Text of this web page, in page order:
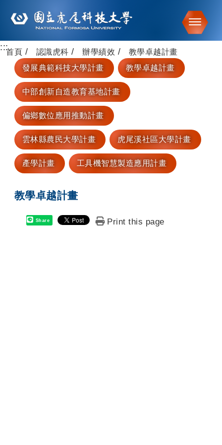
跳到主要內容
:::首頁 認識虎科 辦學績效
教學卓越計畫
發展典範科技大學計畫
教學卓越計畫
中部創新自造教育基地計畫
偏鄉數位應用推動計畫
雲林縣農民大學計畫 虎尾溪社區大學計畫
產學計畫 工具機智慧製造應用計畫
教學卓越計畫
Share Print this page